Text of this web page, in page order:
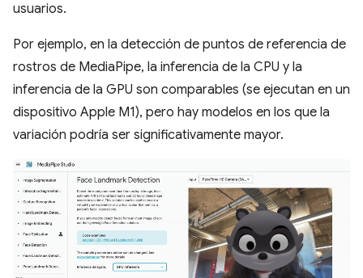
usuarios.
Por ejemplo, en la detección de puntos de referencia de
rostros de MediaPipe, la inferencia de la CPU y la
inferencia de la GPU son comparables (se ejecutan en un
dispositivo Apple M1), pero hay modelos en los que la
variación podría ser significativamente mayor.